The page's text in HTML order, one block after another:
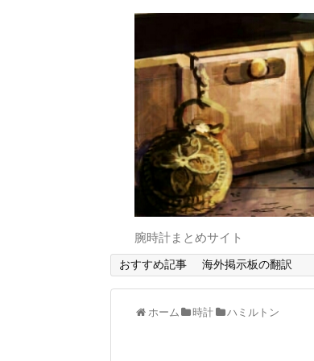
腕時計まとめサイト
おすすめ記事 海外掲示板の翻訳
ホーム 時計 ハミルトン